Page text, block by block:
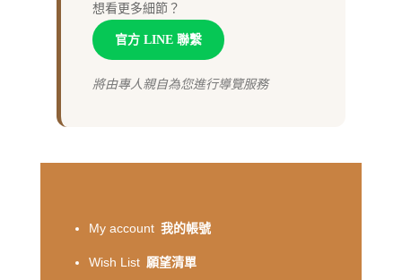
想看更多細節？
官方 LINE 聯繫
將由專人親自為您進行導覽服務
My account 我的帳號
Wish List 願望清單